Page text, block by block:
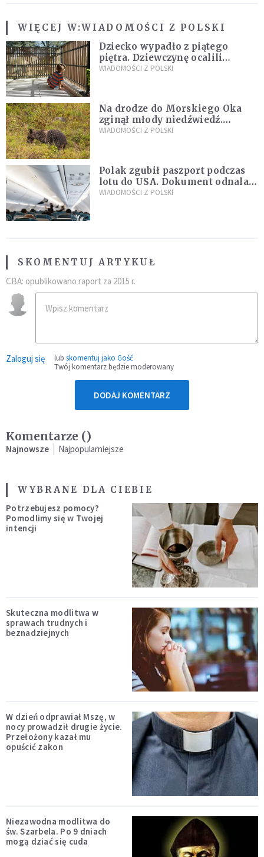
WIĘCEJ W:WIADOMOŚCI Z POLSKI
Dziecko wypadło z piątego
piętra. Dziewczynę ocalili
sąsiedzi
WIADOMOŚCI Z POLSKI
Na drodze do Morskiego Oka
zginął młody niedźwiedź.
Sprawę bada Policja i TPN
WIADOMOŚCI Z POLSKI
Polak zgubił paszport podczas
lotu do USA. Dokument odnalazł
się w nietypowym miejscu
WIADOMOŚCI Z POLSKI
SKOMENTUJ ARTYKUŁ
CBA: opublikowano raport za 2015 r.
Zaloguj się lub skomentuj jako Gość
Twój komentarz będzie moderowany
DODAJ KOMENTARZ
Komentarze ()
Najnowsze Najpopularniejsze
WYBRANE DLA CIEBIE
Potrzebujesz pomocy?
Pomodlimy się w Twojej
intencji
Skuteczna modlitwa w
sprawach trudnych i
beznadziejnych
W dzień odprawiał Mszę, w
nocy prowadził drugie życie.
Przełożony kazał mu
opuścić zakon
Niezawodna modlitwa do
św. Szarbela. Po 9 dniach
mogą dziać się cuda